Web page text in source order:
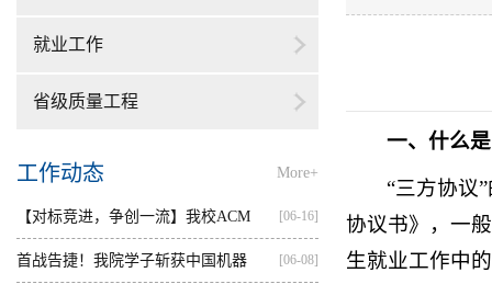
就业工作
省级质量工程
工作动态 More+
【对标竞进，争创一流】我校ACM
集训...
[06-16]
首战告捷！我院学子斩获中国机器 [06-08]
一、什么
“三方协议
协议书》，一
生就业工作中